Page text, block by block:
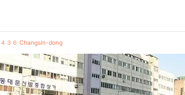
４３６ Changsin-dong